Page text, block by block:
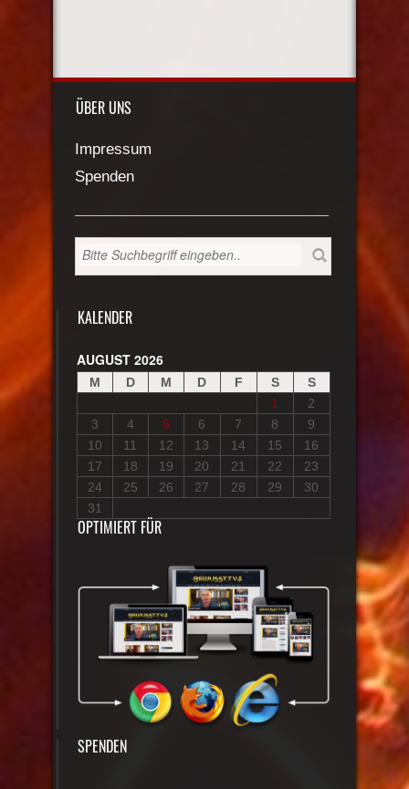
ÜBER UNS
Impressum
Spenden
KALENDER
AUGUST 2026
M D M D F S
S
1
2
3
4 5 6 7 8
9
10
11 12 13 14 15
16
17
18 19 20 21 22
23
24
25 26 27 28 29
30
31
OPTIMIERT FÜR
SPENDEN